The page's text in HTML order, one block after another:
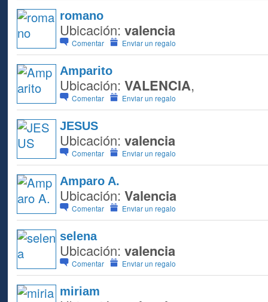
romano
Ubicación: valencia
Comentar Enviar un regalo
Amparito
Ubicación: VALENCIA,
Comentar Enviar un regalo
JESUS
Ubicación: valencia
Comentar Enviar un regalo
Amparo A.
Ubicación: Valencia
Comentar Enviar un regalo
selena
Ubicación: valencia
Comentar Enviar un regalo
miriam